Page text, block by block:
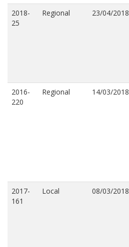
2018-
25
Regional 23/04/2018
2016-
220
Regional 14/03/2018
2017-
161
Local 08/03/2018